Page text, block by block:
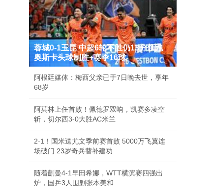
蓉城0-1玉昆 中超6轮不胜仍13分领跑
奥斯卡头球制胜+赛季16球
阿根廷媒体：梅西父亲已于7日晚去世，享年
68岁
阿莫林上任首败！佩德罗双响，凯赛多凌空
斩，切尔西3-0大胜AC米兰
2-1！国米送尤文季前赛首败 5000万飞翼连
场破门 23岁奇兵替补建功
随着蒯曼4-1早田希娜，WTT横滨赛四强出
炉，国乒3人围剿张本美和